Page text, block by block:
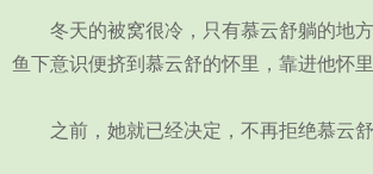
冬天的被窝很冷，只有慕云舒躺的地方
鱼下意识便挤到慕云舒的怀里，靠进他怀里
之前，她就已经决定，不再拒绝慕云舒